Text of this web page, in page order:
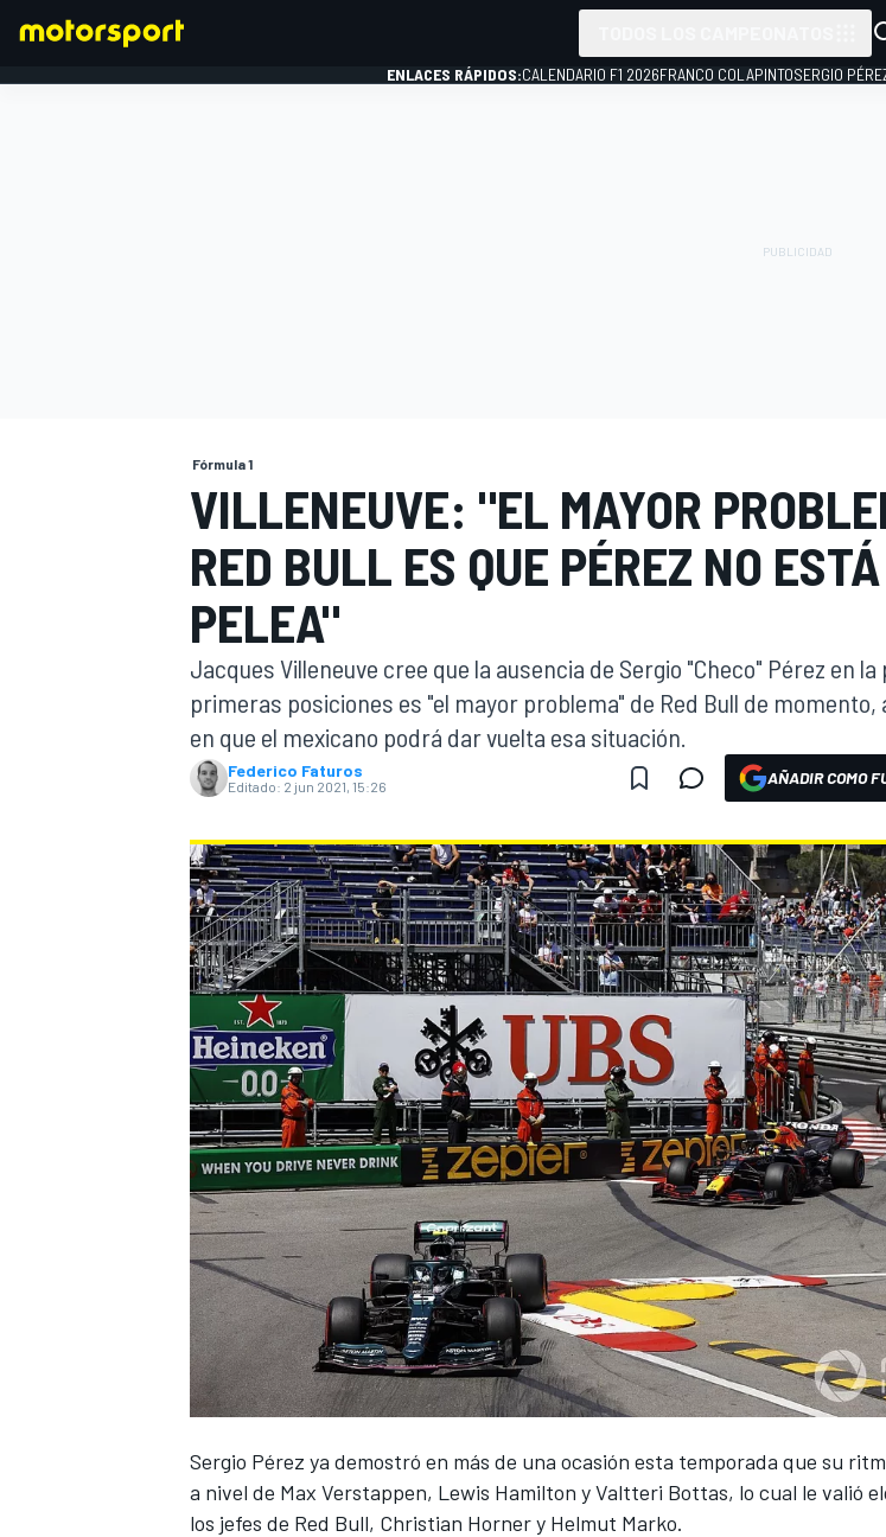
INDYCAR
MOTOGP
NASCAR CUP
ENLACES RÁPIDOS:CALENDARIO F1 2026FRANCO COLAPINTOSERGIO
Fórmula 1
VILLENEUVE: "EL MAYOR
RED BULL ES QUE PÉREZ NO
PELEA"
Jacques Villeneuve cree que la ausencia de Sergio "Checo" Pérez en la
primeras posiciones es "el mayor problema" de Red Bull de momento,
en que el mexicano podrá dar vuelta esa situación.
Federico Faturos
Editado: 2 jun 2021, 15:26 AÑADIR COMO
Sergio Pérez ya demostró en más de una ocasión esta temporada que su
a nivel de Max Verstappen, Lewis Hamilton yValtteri Bottas, lo cual le valió
los jefes de Red Bull, Christian Horner y Helmut Marko.